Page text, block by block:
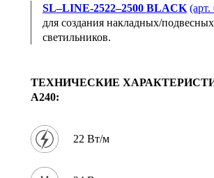
SL–LINE-2522–2500 BLACK
для создания накладных/подвесных
светильников.
ТЕХНИЧЕСКИЕ
A240:
22 Вт/м